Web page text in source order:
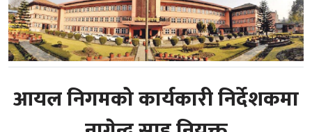
आयल निगमको कार्यकारी निर्देशकमा